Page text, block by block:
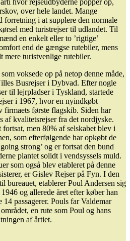
over hele landet. Mange
i at supplere den normale
med turistrejser til udlandet. Til
en enkelt eller to ’rigtige’
end de gængse rutebiler, mens
mere turistvenlige rutebiler.
voksede op på netop denne måde,
Busrejser i Dybvad. Efter nogle
til lejrpladser i Tyskland, startede
i 1967, hvor en nyindkøbt
firmaets første flagskib. Siden har
af kvalitetsrejser fra det nordjyske.
men 80% af selskabet blev i
som efterfølgende har opkøbt de
strong’ og er fortsat den bund
plantet solidt i vendsyssels muld.
som også blev etableret på denne
er Gislev Rejser på Fyn. I den
bureauet, etablerer Poul Andersen sig
og allerede året efter køber han
passagerer. Pouls far Valdemar
en rute som Poul og hans
af årtiet.